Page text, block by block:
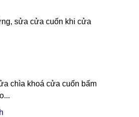
sửa cửa cuốn khi cửa
chìa khoá cửa cuốn bấm